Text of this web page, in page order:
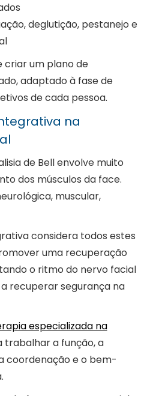
deglutição, pestanejo e
criar um plano de
adaptado à fase de
de cada pessoa.
na
de Bell envolve muito
dos músculos da face.
muscular,
considera todos estes
uma recuperação
o ritmo do nervo facial
recuperar segurança na
especializada na
a função, a
coordenação e o bem-